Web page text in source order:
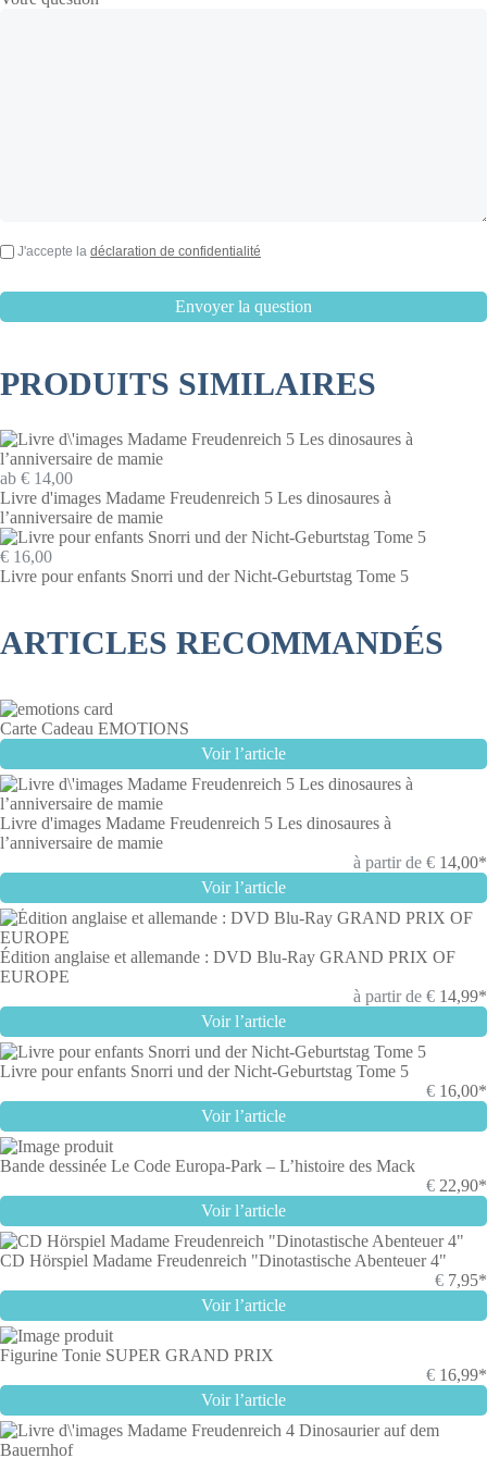
J'accepte la déclaration de confidentialité
PRODUITS SIMILAIRES
ab € 14,00
Livre d'images Madame Freudenreich 5 Les dinosaures à
l’anniversaire de mamie
€ 16,00
Livre pour enfants Snorri und der Nicht-Geburtstag Tome 5
ARTICLES RECOMMANDÉS
Carte Cadeau EMOTIONS
Voir l’article
Livre d'images Madame Freudenreich 5 Les dinosaures à
l’anniversaire de mamie
à partir de € 14,00*
Voir l’article
Édition anglaise et allemande : DVD Blu-Ray GRAND PRIX OF
EUROPE
à partir de € 14,99*
Voir l’article
Livre pour enfants Snorri und der Nicht-Geburtstag Tome 5
€ 16,00*
Voir l’article
Bande dessinée Le Code Europa-Park – L’histoire des Mack
€ 22,90*
Voir l’article
CD Hörspiel Madame Freudenreich "Dinotastische Abenteuer 4"
€ 7,95*
Voir l’article
Figurine Tonie SUPER GRAND PRIX
€ 16,99*
Voir l’article